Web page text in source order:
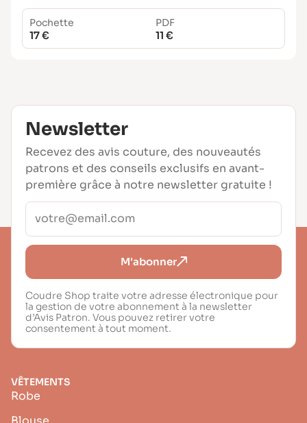
Pochette
17 €
PDF
11 €
Newsletter
Recevez des avis couture, des nouveautés
patrons et des conseils exclusifs en avant-
première grâce à notre newsletter gratuite !
M'abonner
Coudre Shop traite votre adresse électronique pour
la gestion de votre abonnement à la newsletter
d’Avis Patron. Vous pouvez retirer votre
consentement à tout moment.
VÊTEMENTS
Robe